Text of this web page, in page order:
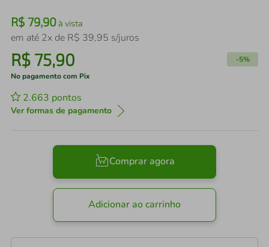
R$ 79,90à vista
em até 2x de R$ 39,95 s/juros
R$ 75,90 -5%
No pagamento com Pix
2.663 pontos
Ver formas de pagamento
Comprar agora
Adicionar ao carrinho